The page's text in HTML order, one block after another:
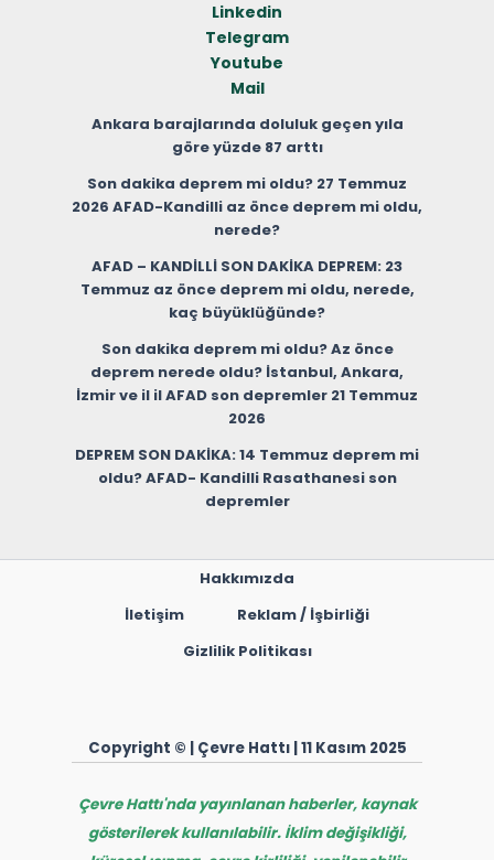
Linkedin
Telegram
Youtube
Mail
Ankara barajlarında doluluk geçen yıla
göre yüzde 87 arttı
Son dakika deprem mi oldu? 27 Temmuz
2026 AFAD-Kandilli az önce deprem mi oldu,
nerede?
AFAD – KANDİLLİ SON DAKİKA DEPREM: 23
Temmuz az önce deprem mi oldu, nerede,
kaç büyüklüğünde?
Son dakika deprem mi oldu? Az önce
deprem nerede oldu? İstanbul, Ankara,
İzmir ve il il AFAD son depremler 21 Temmuz
2026
DEPREM SON DAKİKA: 14 Temmuz deprem mi
oldu? AFAD- Kandilli Rasathanesi son
depremler
Hakkımızda
İletişim
Reklam / İşbirliği
Gizlilik Politikası
Copyright © | Çevre Hattı | 11 Kasım 2025
Çevre Hattı'nda yayınlanan haberler, kaynak
gösterilerek kullanılabilir. İklim değişikliği,